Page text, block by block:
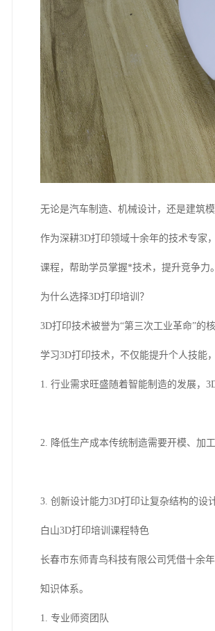
无论是汽车制造、机械设计，还是建筑
作为深耕3D打印领域十余年的技术专家
课程，帮助学员掌握*技术，提升竞争力。
为什么选择3D打印培训？
3D打印技术被誉为“第三次工业革命”的
学习3D打印技术，不仅能提升个人技能
1. 行业需求旺盛随着智能制造的发展，
2. 降低生产成本传统制造需要开模、加
3. 创新设计能力3D打印让复杂结构的设
白山3D打印培训课程特色
长春市东师青鸟科技有限公司凭借十余
知识体系。
1. 专业师资团队